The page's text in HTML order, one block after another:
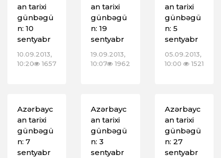
an tarixi
günbəgü
n: 10
sentyabr
10.09.2013,
10:20
1657
an tarixi
günbəgü
n: 19
sentyabr
19.09.2013,
10:07
1962
an tarixi
günbəgü
n: 5
sentyabr
05.09.2013,
10:00
1521
Azərbayc
an tarixi
günbəgü
n: 7
sentyabr
Azərbayc
an tarixi
günbəgü
n: 3
sentyabr
Azərbayc
an tarixi
günbəgü
n: 27
sentyabr